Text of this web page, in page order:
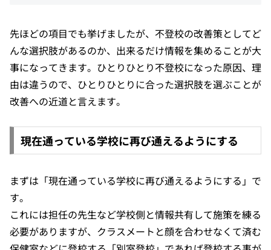
先ほどの項目でも挙げましたが、不登校の改善策としてど
んな選択肢があるのか、出来るだけ情報を集めることが大
事になってきます。ひとりひとり不登校になった原因、理
由は違うので、ひとりひとりに合った選択肢を選ぶことが
改善への近道と言えます。
現在通っている学校に再び通えるようにする
まずは「現在通っている学校に再び通えるようにする」で
す。
これには担任の先生など学校側と情報共有して施策を練る
必要がありますが、クラスメートと顔を合わせなくて済む